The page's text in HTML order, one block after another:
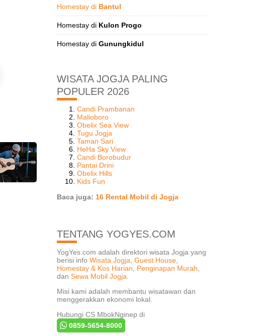
Homestay di Bantul
Homestay di Kulon Progo
Homestay di Gunungkidul
WISATA JOGJA PALING
POPULER 2026
Candi Prambanan
Malioboro
Obelix Sea View
Tugu Jogja
Taman Sari
HeHa Sky View
Candi Borobudur
Pantai Drini
Obelix Hills
Kids Fun
Baca juga: 16 Rental Mobil di Jogja
TENTANG YOGYES.COM
YogYes.com adalah direktori wisata Jogja yang
berisi info Wisata Jogja Guest House
Homestay & Kos Harian
Penginapan Murah
dan Sewa Mobil Jogja
Misi kami adalah membantu wisatawan dan
menggerakkan ekonomi lokal.
Hubungi CS MbokNginep di
0859-5654-8000